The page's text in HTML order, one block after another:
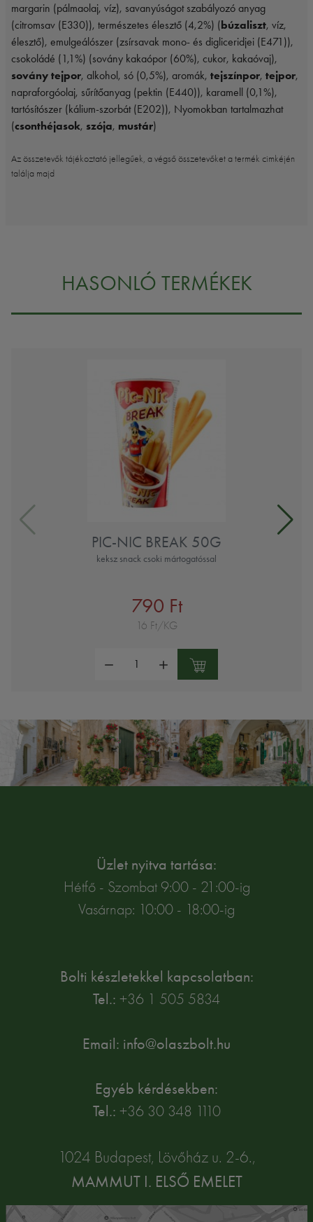
margarin (pálmaolaj, víz), savanyúságot szabályozó anyag
(citromsav (E330)), természetes élesztő (4,2%) (búzaliszt, víz,
élesztő), emulgeálószer (zsírsavak mono- és digliceridjei (E471)),
csokoládé (1,1%) (sovány kakaópor (60%), cukor, kakaóvaj),
sovány tejpor, alkohol, só (0,5%), aromák, tejszínpor, tejpor,
napraforgóolaj, sűrítőanyag (pektin (E440)), karamell (0,1%),
tartósítószer (kálium-szorbát (E202)), Nyomokban tartalmazhat
(csonthéjasok, szója, mustár)
Az összetevők tájékoztató jellegűek, a végső összetevőket a termék cimkéjén
találja majd
HASONLÓ TERMÉKEK
PIC-NIC BREAK 50G
keksz snack csoki mártogatóssal
790 Ft
16 Ft/KG
Üzlet nyitva tartása:
Hétfő - Szombat 9:00 - 21:00-ig
Vasárnap: 10:00 - 18:00-ig
Bolti készletekkel kapcsolatban:
Tel.: +36 1 505 5834
Email: info@olaszbolt.hu
Egyéb kérdésekben:
Tel.: +36 30 348 1110
1024 Budapest, Lövőház u. 2-6.,
MAMMUT I. ELSŐ EMELET